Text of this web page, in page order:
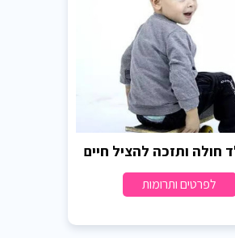
חולה ותזכה להציל חיים
לפרטים ותרומות